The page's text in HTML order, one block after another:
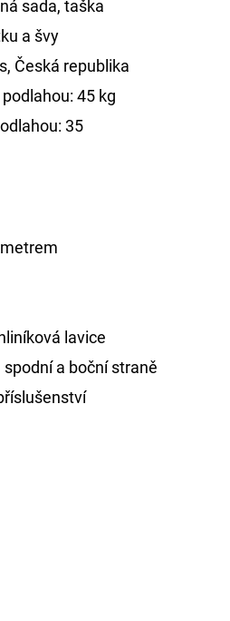
sada, taška
a švy
Česká republika
45 kg
35
lavice
a boční straně